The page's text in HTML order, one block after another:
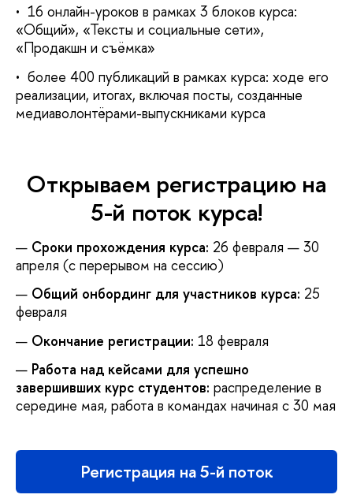
• 16 онлайн-уроков в рамках 3 блоков курса:
«Общий», «Тексты и социальные сети»,
«Продакшн и съёмка»
• более 400 публикаций в рамках курса: ходе его
реализации, итогах, включая посты, созданные
медиаволонтёрами-выпускниками курса
Открываем регистрацию на
5-й поток курса!
Сроки прохождения курса: 26 февраля — 30
апреля (с перерывом на сессию)
Общий онбординг для участников курса: 25
февраля
Окончание регистрации: 18 февраля
Работа над кейсами для успешно
завершивших курс студентов: распределение в
середине мая, работа в командах начиная с 30 мая
Регистрация на 5-й поток